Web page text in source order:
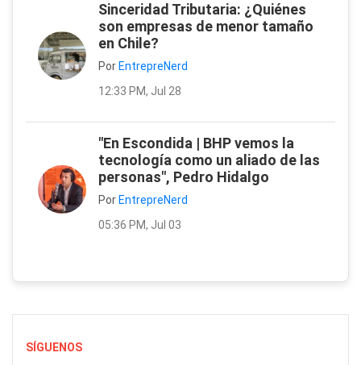
Sinceridad Tributaria: ¿Quiénes
son empresas de menor tamaño
en Chile?
Por EntrepreNerd
12:33 PM, Jul 28
"En Escondida | BHP vemos la
tecnología como un aliado de las
personas", Pedro Hidalgo
Por EntrepreNerd
05:36 PM, Jul 03
SÍGUENOS